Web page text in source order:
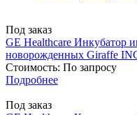
Под заказ
GE Healthcare Инкубатор
новорожденных Giraffe
Стоимость: По запросу
Подробнее
Под заказ